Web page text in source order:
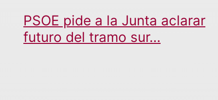
PSOE pide a la Junta aclarar
futuro del tramo sur…